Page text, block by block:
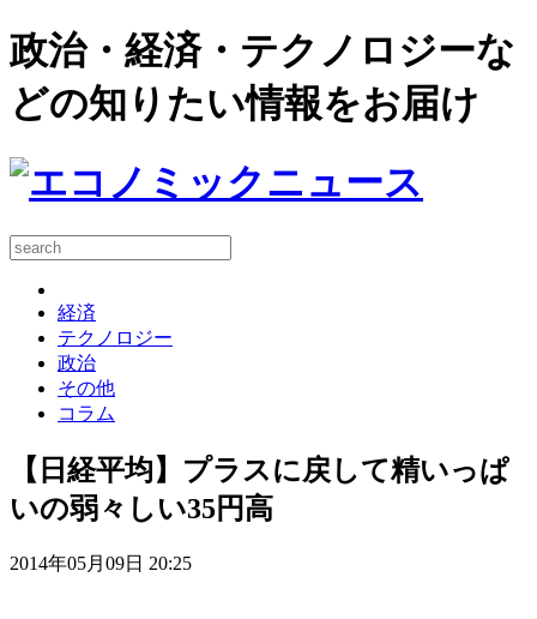
政治・経済・テクノロジーな
どの知りたい情報をお届け
経済
テクノロジー
政治
その他
コラム
【日経平均】プラスに戻して精いっぱ
いの弱々しい35円高
2014年05月09日 20:25